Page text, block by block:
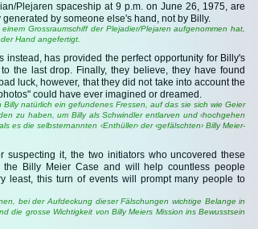
Plejaren spaceship at 9 p.m. on June 26, 1975, are
by someone else's hand, not by Billy.
Grossraumschiff der Plejadier/Plejaren aufgenommen hat,
Hand angefertigt.
has provided the perfect opportunity for Billy's
the last drop. Finally, they believe, they have found
luck, however, that they did not take into account the
could have ever imagined or dreamed.
natürlich ein gefundenes Fressen, auf das sie sich wie Geier
zu haben, um Billy als Schwindler entlarven und ‹hochgehen
die selbsternannten ‹Enthüller› der ‹gefälschten› Billy Meier-
it, the two initiators who uncovered these
Billy Meier Case and will help countless people
least, this turn of events will prompt many people to
bei der Aufdeckung dieser Fälschungen wichtige Belange in
die grosse Wichtigkeit von Billy Meiers Mission ins Bewusstsein